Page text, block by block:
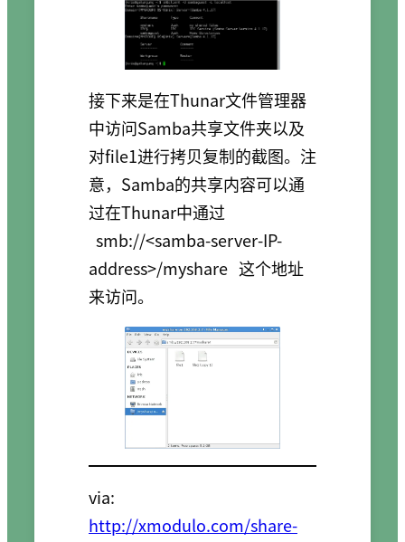
接下来是在Thunar文件管理器
中访问Samba共享文件夹以及
对file1进行拷贝复制的截图。注
意，Samba的共享内容可以通
过在Thunar中通过
smb://<samba-server-IP-
address>/myshare 这个地址
来访问。
via:
http://xmodulo.com/share-